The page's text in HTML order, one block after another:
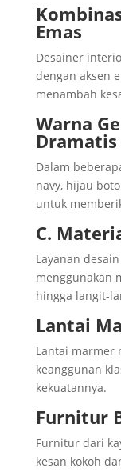
Emas
Desainer
dengan aksen
menambah
Warna
Dramatis
Dalam
navy, hijau
untuk
C.
Layanan
menggunakan
hingga langit-
Lantai
Lantai marmer
keanggunan
kekuatannya.
Furnitur
Furnitur dari
kesan kokoh